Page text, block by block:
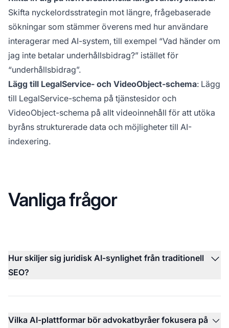
Skifta nyckelordsstrategin mot längre, frågebaserade
sökningar som stämmer överens med hur användare
interagerar med AI-system, till exempel “Vad händer om
jag inte betalar underhållsbidrag?” istället för
“underhållsbidrag”.
Lägg till LegalService- och VideoObject-schema: Lägg
till LegalService-schema på tjänstesidor och
VideoObject-schema på allt videoinnehåll för att utöka
byråns strukturerade data och möjligheter till AI-
indexering.
Vanliga frågor
Hur skiljer sig juridisk AI-synlighet från traditionell
SEO?
Vilka AI-plattformar bör advokatbyråer fokusera på